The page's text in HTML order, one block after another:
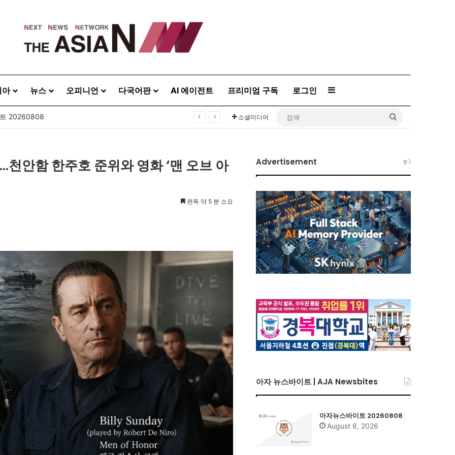
아 뉴스 오피니언 다국어판 AI 에이전트 프리미엄 구독 로그인 Sidebar
20260808 소셜미디어
안함 한주호 준위와 영화 ‘맨 오브 아
완독 약 5 분 소요
Advertisement
아자 뉴스바이트 | AJA Newsbites
아자뉴스바이트 20260808
August 8, 2026